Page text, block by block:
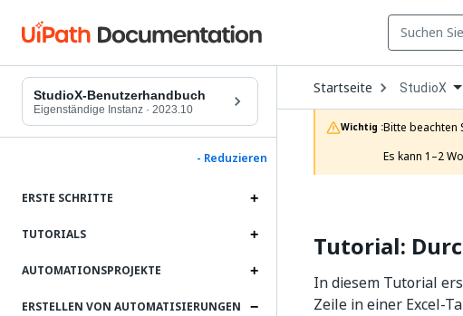
StudioX-Benutzerhandbuch
Eigenständige Instanz · 2023.10
- Reduzieren
ERSTE SCHRITTE
TUTORIALS
AUTOMATIONSPROJEKTE
ERSTELLEN VON AUTOMATISIERUNGEN
Startseite Open
Dropdown
to
choose
product
StudioX
Wichtig :Bitte beachten
Es kann 1–2
Tutorial:
In diesem Tutorial
Zeile in einer Excel-